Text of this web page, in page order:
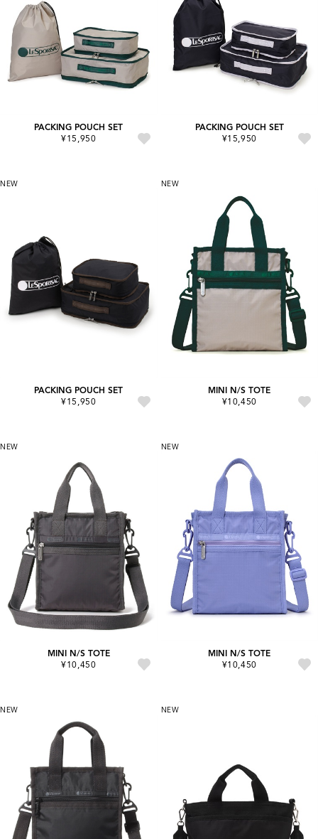
PACKING POUCH SET
¥15,950
PACKING POUCH SET
¥15,950
NEW
PACKING POUCH SET
¥15,950
NEW
MINI N/S TOTE
¥10,450
NEW
MINI N/S TOTE
¥10,450
NEW
MINI N/S TOTE
¥10,450
NEW NEW